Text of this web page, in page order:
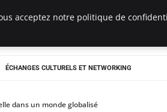
ÉCHANGES CULTURELS ET NETWORKING
dans un monde globalisé
acceptez notre politique de